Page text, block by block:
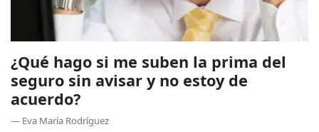
¿Qué hago si me suben la prima del
seguro sin avisar y no estoy de
acuerdo?
— Eva María Rodríguez